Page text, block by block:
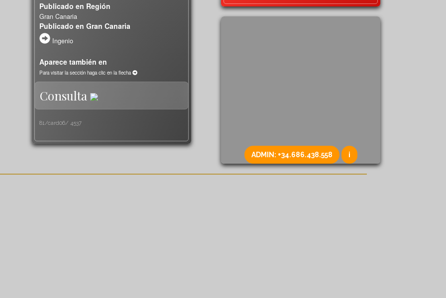
Publicado en Región
Gran Canaria
Publicado en Gran Canaria
Ingenio
Aparece también en
Para visitar la sección haga clic en la flecha
Consulta
81/card06/ 4537
ADMIN: +34.686.438.558 i